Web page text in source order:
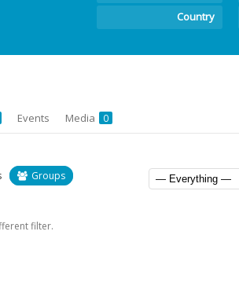
Country
Events Media 0
Groups
filter.